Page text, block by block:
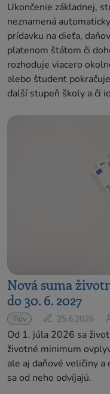
Ukončenie základnej,
neznamená
prídavku na dieťa,
platenom štátom či
rozhoduje viacero
alebo študent
ďalší stupeň školy a či
Nová suma
do 30. 6. 2027
Tipy 25.6.2026
Od 1. júla 2026 sa
životné minimum
ale aj daňové veličiny
sa od neho odvíjajú.